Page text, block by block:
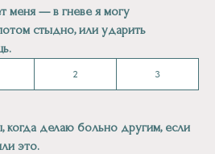
меня — в гневе я могу
стыдно, или ударить
2 3
когда делаю больно другим, если
это.